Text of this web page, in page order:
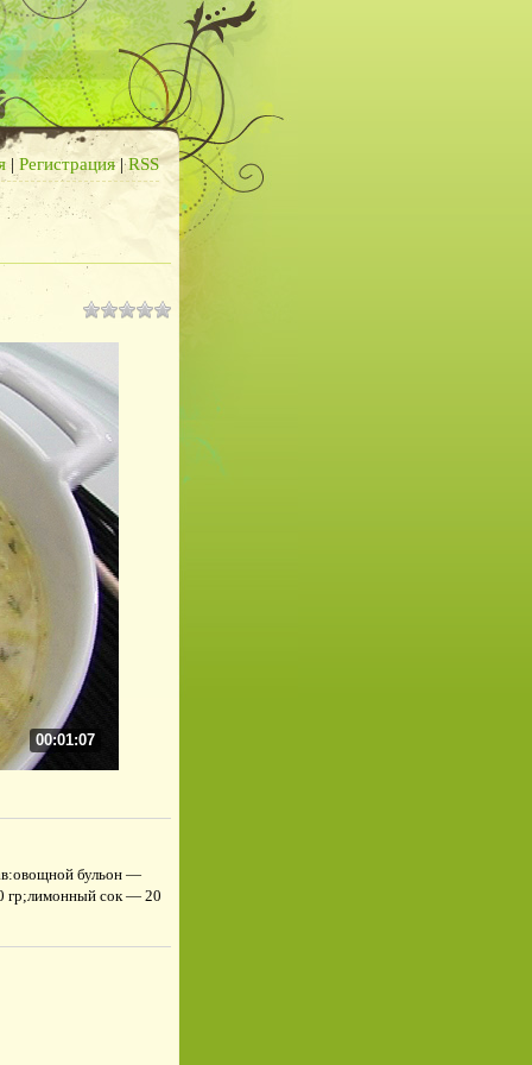
| Регистрация|RSS
00:01:07
бульон —
гр;лимонный сок — 20